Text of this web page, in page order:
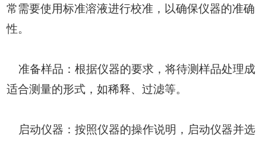
常需要使用标准溶液进行校准，以确保仪器的准确
性。
准备样品：根据仪器的要求，将待测样品处理成
适合测量的形式，如稀释、过滤等。
启动仪器：按照仪器的操作说明，启动仪器并选